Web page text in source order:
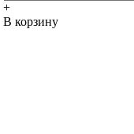
+
В корзину